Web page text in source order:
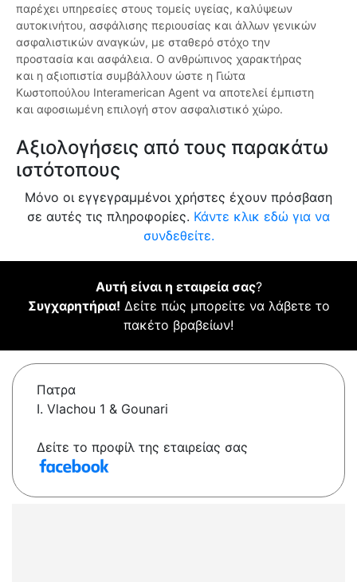
παρέχει υπηρεσίες στους τομείς υγείας, καλύψεων
αυτοκινήτου, ασφάλισης περιουσίας και άλλων γενικών
ασφαλιστικών αναγκών, με σταθερό στόχο την
προστασία και ασφάλεια. Ο ανθρώπινος χαρακτήρας
και η αξιοπιστία συμβάλλουν ώστε η Γιώτα
Κωστοπούλου Interamerican Agent να αποτελεί έμπιστη
και αφοσιωμένη επιλογή στον ασφαλιστικό χώρο.
Αξιολογήσεις από τους παρακάτω
ιστότοπους
Μόνο οι εγγεγραμμένοι χρήστες έχουν πρόσβαση
σε αυτές τις πληροφορίες. Κάντε κλικ εδώ για να
συνδεθείτε.
Αυτή είναι η εταιρεία σας?
Συγχαρητήρια! Δείτε πώς μπορείτε να λάβετε το
πακέτο βραβείων!
Πατρα
I. Vlachou 1 & Gounari
Δείτε το προφίλ της εταιρείας σας